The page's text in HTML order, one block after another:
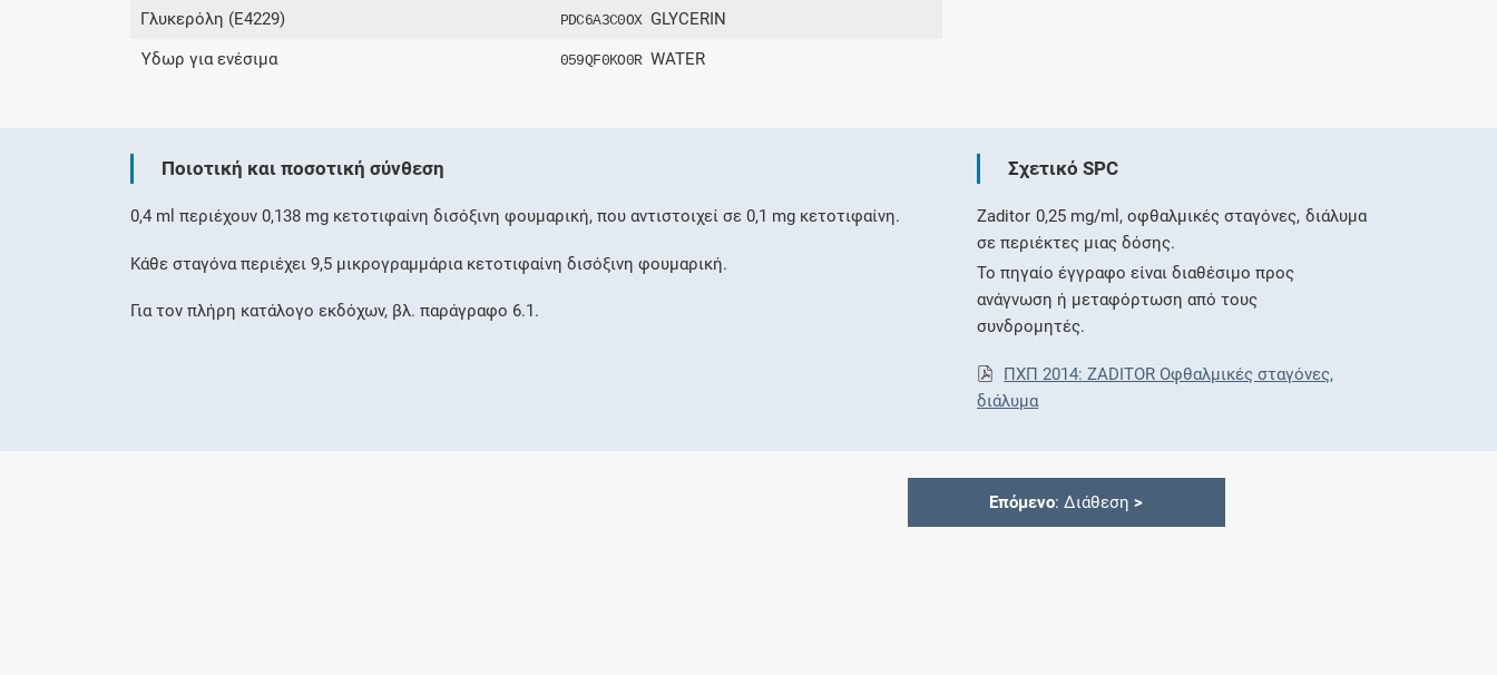
Γλυκερόλη (Ε4229) PDC6A3C0OX GLYCERIN
Ύδωρ για ενέσιμα 059QF0KO0R WATER
Ποιοτική και ποσοτική σύνθεση
0,4 ml περιέχoυν 0,138 mg κετοτιφαίνη δισόξινη φουμαρική, που αντιστοιχεί σε 0,1 mg κετοτιφαίνη.
Κάθε σταγόνα περιέχει 9,5 μικρογραμμάρια κετοτιφαίνη δισόξινη φουμαρική.
Για τον πλήρη κατάλογο εκδόχων, βλ. παράγραφο 6.1.
Σχετικό SPC
Zaditor 0,25 mg/ml, οφθαλμικές σταγόνες, διάλυμα
σε περιέκτες μιας δόσης.
Το πηγαίο έγγραφο είναι διαθέσιμο προς
ανάγνωση ή μεταφόρτωση από τους
συνδρομητές.
ΠΧΠ 2014: ZADITOR Οφθαλμικές σταγόνες,
διάλυμα
Επόμενο: Διάθεση >